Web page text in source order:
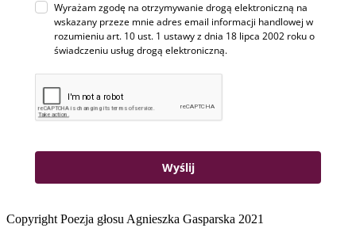
Wyrażam zgodę na otrzymywanie drogą elektroniczną na
wskazany przeze mnie adres email informacji handlowej w
rozumieniu art. 10 ust. 1 ustawy z dnia 18 lipca 2002 roku o
świadczeniu usług drogą elektroniczną.
Wyślij
Copyright Poezja głosu Agnieszka Gasparska 2021